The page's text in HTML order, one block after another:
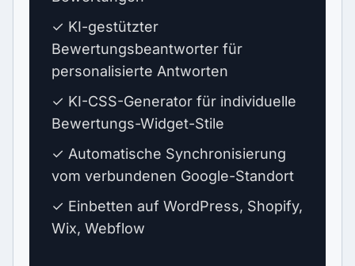
✓ KI-gestützter
Bewertungsbeantworter für
personalisierte Antworten
✓ KI-CSS-Generator für individuelle
Bewertungs-Widget-Stile
✓ Automatische Synchronisierung
vom verbundenen Google-Standort
✓ Einbetten auf WordPress, Shopify,
Wix, Webflow